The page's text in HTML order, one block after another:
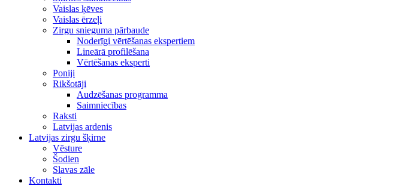
Vaislas ķēves
Vaislas ērzeļi
Zirgu snieguma pārbaude
Noderīgi vērtēšanas ekspertiem
Lineārā profilēšana
Vērtēšanas eksperti
Poniji
Rikšotāji
Audzēšanas programma
Saimniecības
Raksti
Latvijas ardenis
Latvijas zirgu šķirne
Vēsture
Šodien
Slavas zāle
Kontakti